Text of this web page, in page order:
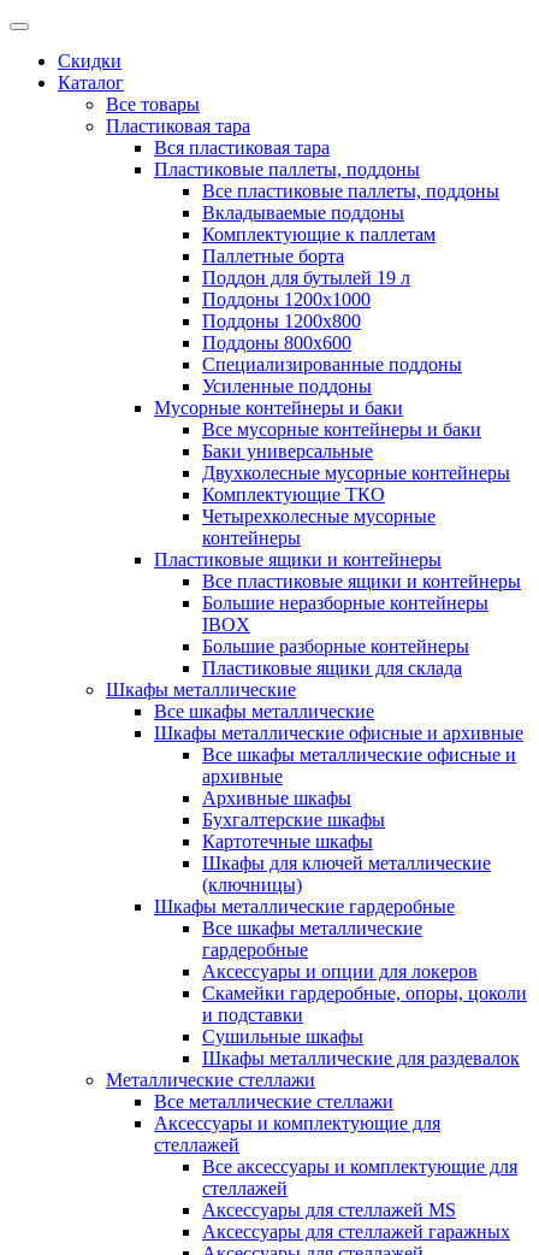
Скидки
Каталог
Все товары
Пластиковая тара
Вся пластиковая тара
Пластиковые паллеты, поддоны
Все пластиковые паллеты, поддоны
Вкладываемые поддоны
Комплектующие к паллетам
Паллетные борта
Поддон для бутылей 19 л
Поддоны 1200х1000
Поддоны 1200х800
Поддоны 800х600
Специализированные поддоны
Усиленные поддоны
Мусорные контейнеры и баки
Все мусорные контейнеры и баки
Баки универсальные
Двухколесные мусорные контейнеры
Комплектующие ТКО
Четырехколесные мусорные
контейнеры
Пластиковые ящики и контейнеры
Все пластиковые ящики и контейнеры
Большие неразборные контейнеры
IBOX
Большие разборные контейнеры
Пластиковые ящики для склада
Шкафы металлические
Все шкафы металлические
Шкафы металлические офисные и архивные
Все шкафы металлические офисные и
архивные
Архивные шкафы
Бухгалтерские шкафы
Картотечные шкафы
Шкафы для ключей металлические
(ключницы)
Шкафы металлические гардеробные
Все шкафы металлические
гардеробные
Аксессуары и опции для локеров
Скамейки гардеробные, опоры, цоколи
и подставки
Сушильные шкафы
Шкафы металлические для раздевалок
Металлические стеллажи
Все металлические стеллажи
Аксессуары и комплектующие для
стеллажей
Все аксессуары и комплектующие для
стеллажей
Аксессуары для стеллажей MS
Аксессуары для стеллажей гаражных